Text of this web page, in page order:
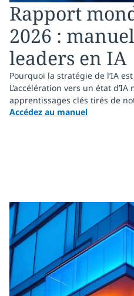
Rapport
2026 :
leaders en IA
Pourquoi la stratégie de l’IA
L’accélération vers un état
apprentissages clés tirés de
Accédez au manuel